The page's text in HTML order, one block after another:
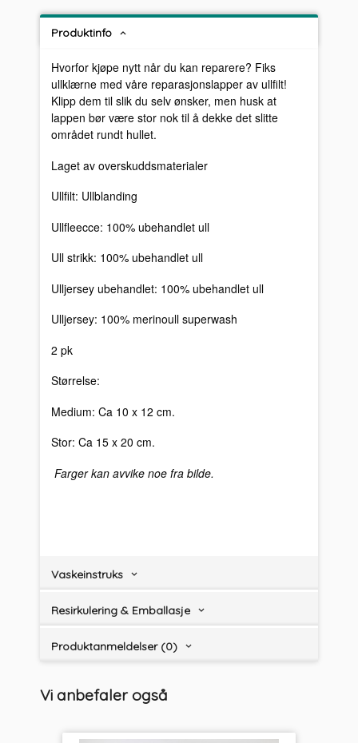
Produktinfo
Hvorfor kjøpe nytt når du kan reparere? Fiks
ullklærne med våre reparasjonslapper av ullfilt!
Klipp dem til slik du selv ønsker, men husk at
lappen bør være stor nok til å dekke det slitte
området rundt hullet.
Laget av overskuddsmaterialer
Ullfilt: Ullblanding
Ullfleecce: 100% ubehandlet ull
Ull strikk: 100% ubehandlet ull
Ulljersey ubehandlet: 100% ubehandlet ull
Ulljersey: 100% merinoull superwash
2 pk
Størrelse:
Medium: Ca 10 x 12 cm.
Stor: Ca 15 x 20 cm.
Farger kan avvike noe fra bilde.
Vaskeinstruks
Resirkulering & Emballasje
Produktanmeldelser (0)
Vi anbefaler også